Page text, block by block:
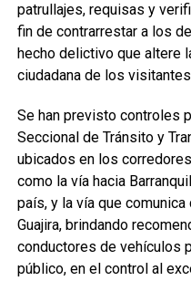
patrullajes, requisas y
fin de contrarrestar a los
hecho delictivo que altere
ciudadana de los
Se han previsto controles
Seccional de Tránsito y
ubicados en los
como la vía hacia
país, y la vía que
Guajira, brindando
conductores de vehículos
público, en el control al